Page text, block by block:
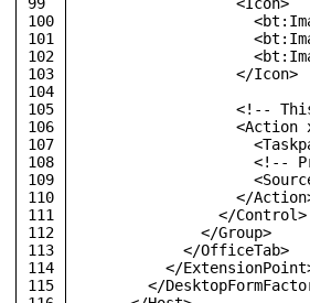
99
100
101
102
103
104
105
106
107
108
109
110
111
112
113
114
115
<Icon>
<
<
<
</Icon>
<!--
<Action
<
<!--
<
</Action
</Control>
</Group>
</OfficeTab>
</ExtensionPoint
</